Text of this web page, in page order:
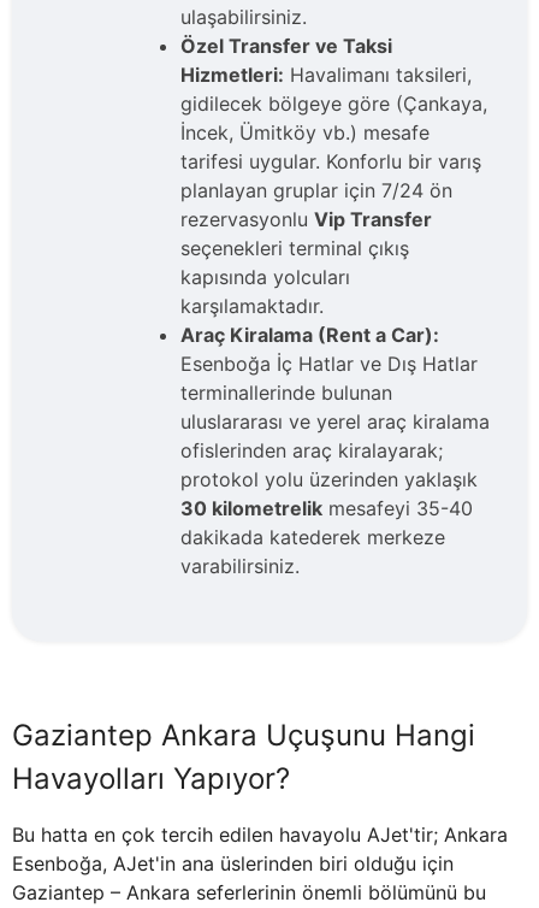
ulaşabilirsiniz.
Özel Transfer ve Taksi
Hizmetleri: Havalimanı taksileri,
gidilecek bölgeye göre (Çankaya,
İncek, Ümitköy vb.) mesafe
tarifesi uygular. Konforlu bir varış
planlayan gruplar için 7/24 ön
rezervasyonlu Vip Transfer
seçenekleri terminal çıkış
kapısında yolcuları
karşılamaktadır.
Araç Kiralama (Rent a Car):
Esenboğa İç Hatlar ve Dış Hatlar
terminallerinde bulunan
uluslararası ve yerel araç kiralama
ofislerinden araç kiralayarak;
protokol yolu üzerinden yaklaşık
30 kilometrelik mesafeyi 35-40
dakikada katederek merkeze
varabilirsiniz.
Gaziantep Ankara Uçuşunu Hangi
Havayolları Yapıyor?
Bu hatta en çok tercih edilen havayolu AJet'tir; Ankara
Esenboğa, AJet'in ana üslerinden biri olduğu için
Gaziantep – Ankara seferlerinin önemli bölümünü bu